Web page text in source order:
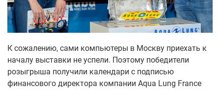
К сожалению, сами компьютеры в Москву приехать к
началу выставки не успели. Поэтому победители
розыгрыша получили календари с подписью
финансового директора компании Aqua Lung France